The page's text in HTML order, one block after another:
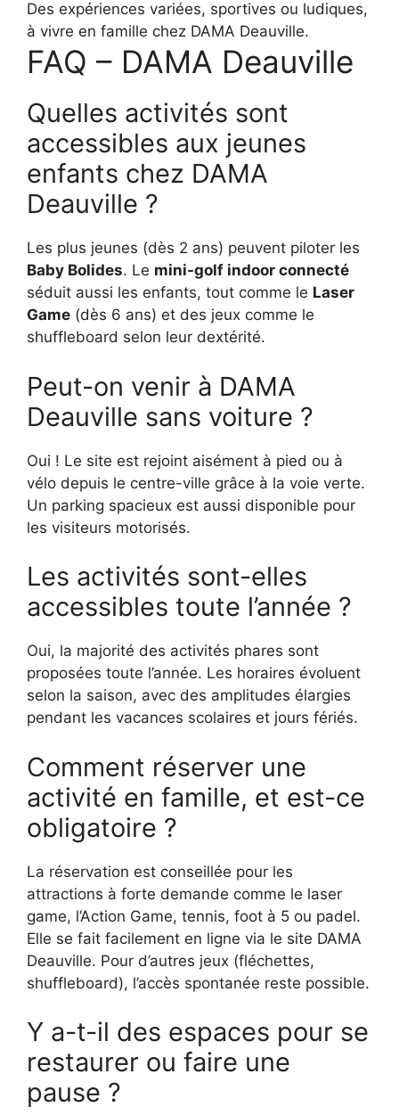
Des expériences variées, sportives ou ludiques,
à vivre en famille chez DAMA Deauville.
FAQ – DAMA Deauville
Quelles activités sont
accessibles aux jeunes
enfants chez DAMA
Deauville ?
Les plus jeunes (dès 2 ans) peuvent piloter les
Baby Bolides. Le mini-golf indoor connecté
séduit aussi les enfants, tout comme le Laser
Game (dès 6 ans) et des jeux comme le
shuffleboard selon leur dextérité.
Peut-on venir à DAMA
Deauville sans voiture ?
Oui ! Le site est rejoint aisément à pied ou à
vélo depuis le centre-ville grâce à la voie verte.
Un parking spacieux est aussi disponible pour
les visiteurs motorisés.
Les activités sont-elles
accessibles toute l’année ?
Oui, la majorité des activités phares sont
proposées toute l’année. Les horaires évoluent
selon la saison, avec des amplitudes élargies
pendant les vacances scolaires et jours fériés.
Comment réserver une
activité en famille, et est-ce
obligatoire ?
La réservation est conseillée pour les
attractions à forte demande comme le laser
game, l’Action Game, tennis, foot à 5 ou padel.
Elle se fait facilement en ligne via le site DAMA
Deauville. Pour d’autres jeux (fléchettes,
shuffleboard), l’accès spontanée reste possible.
Y a-t-il des espaces pour se
restaurer ou faire une
pause ?